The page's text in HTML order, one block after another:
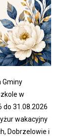
Gminy
w
do 31.08.2026
wakacyjny
Dobrzelowie i